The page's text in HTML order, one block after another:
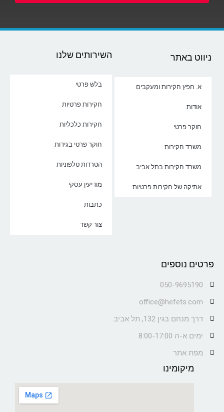
ניווט באתר
א. חפץ חקירות ומעקבים
אודות
חוקר פרטי
משרד חקירות
משרד חקירות בתל אביב
אתיקה של חקירות פרטיות
השירותים שלנו
בלש פרטי
חקירות פרטיות
חקירות כלכליות
חוקר פרטי בגידות
הטרדות טלפוניות
מודיעין עסקי
כתבות
צור קשר
פרטים נוספים
050-9695190
office@hefets.com
דרך מנחם בגין 132, תל אביב
ימים א-ה 8:00-17:00
מפת אתר
מיקומינו